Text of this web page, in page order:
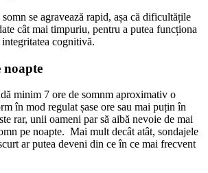
se agravează rapid, așa că dificultățile
cât mai timpuriu, pentru a putea funcționa
cognitivă.
noapte
minim 7 ore de somnm aproximativ o
în mod regulat șase ore sau mai puțin în
rar, unii oameni par să aibă nevoie de mai
pe noapte. Mai mult decât atât, sondajele
ar putea deveni din ce în ce mai frecvent